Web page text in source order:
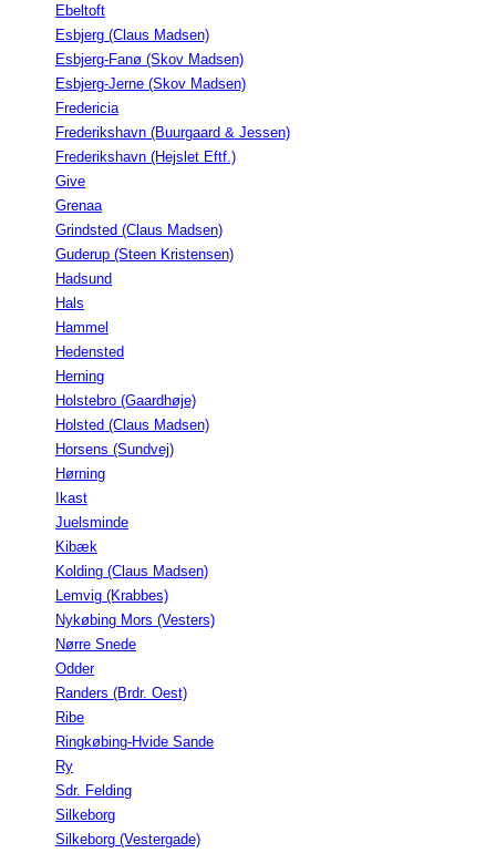
Ebeltoft
Esbjerg (Claus Madsen)
Esbjerg-Fanø (Skov Madsen)
Esbjerg-Jerne (Skov Madsen)
Fredericia
Frederikshavn (Buurgaard & Jessen)
Frederikshavn (Hejslet Eftf.)
Give
Grenaa
Grindsted (Claus Madsen)
Guderup (Steen Kristensen)
Hadsund
Hals
Hammel
Hedensted
Herning
Holstebro (Gaardhøje)
Holsted (Claus Madsen)
Horsens (Sundvej)
Hørning
Ikast
Juelsminde
Kibæk
Kolding (Claus Madsen)
Lemvig (Krabbes)
Nykøbing Mors (Vesters)
Nørre Snede
Odder
Randers (Brdr. Oest)
Ribe
Ringkøbing-Hvide Sande
Ry
Sdr. Felding
Silkeborg
Silkeborg (Vestergade)